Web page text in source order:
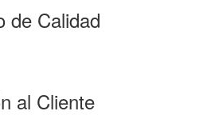
de Calidad
al Cliente